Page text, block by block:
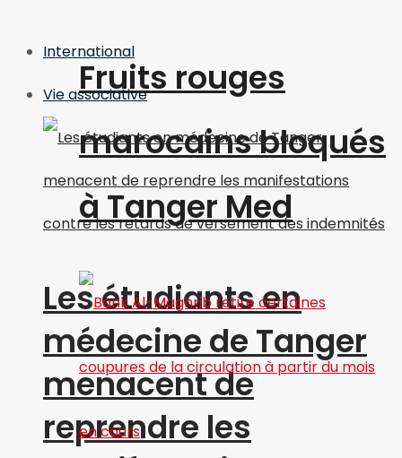
International
Vie associative
Les étudiants en
médecine de Tanger
menacent de
reprendre les
Fruits rouges
marocains bloqués
à Tanger Med